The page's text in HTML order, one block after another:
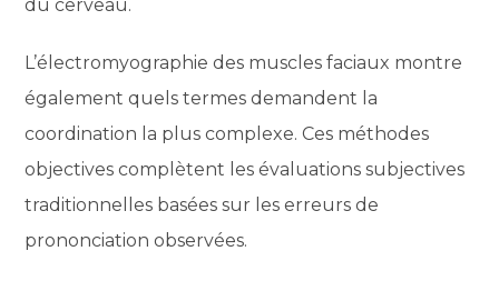
du cerveau.
L’électromyographie des muscles faciaux montre
également quels termes demandent la
coordination la plus complexe. Ces méthodes
objectives complètent les évaluations subjectives
traditionnelles basées sur les erreurs de
prononciation observées.